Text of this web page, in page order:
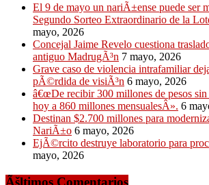
El 9 de mayo un nariÃ±ense puede ser
Segundo Sorteo Extraordinario de la
mayo, 2026
Concejal Jaime Revelo cuestiona
antiguo MadrugÃ³n 7 mayo, 2026
Grave caso de violencia intrafamiliar
pÃ©rdida de visiÃ³n 6 mayo, 2026
â€œDe recibir 300 millones de pesos sin
hoy a 860 millones mensualesÂ». 6
Destinan $2.700 millones para
NariÃ±o 6 mayo, 2026
EjÃ©rcito destruye laboratorio para
mayo, 2026
Ãšltimos Comentarios